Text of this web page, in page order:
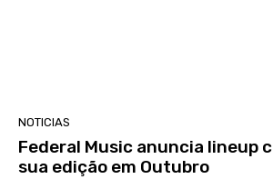
NOTICIAS
Federal Music anuncia lineup
sua edição em Outubro